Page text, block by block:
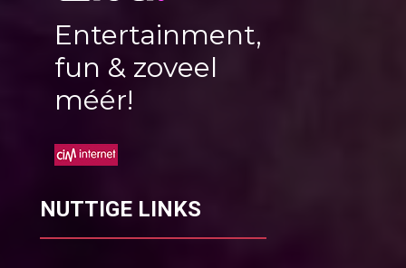
Entertainment,
fun & zoveel
méér!
NUTTIGE LINKS